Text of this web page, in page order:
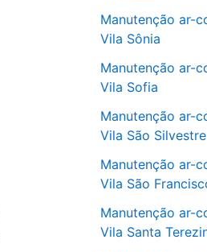
Manutenção ar-
Vila Sônia
Manutenção ar-
Vila Sofia
Manutenção ar-
Vila São Silvestre
Manutenção ar-
Vila São
Manutenção ar-
Vila Santa